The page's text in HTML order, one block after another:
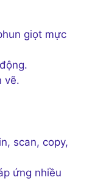
giọt mực
vẽ.
scan, copy,
ứng nhiều